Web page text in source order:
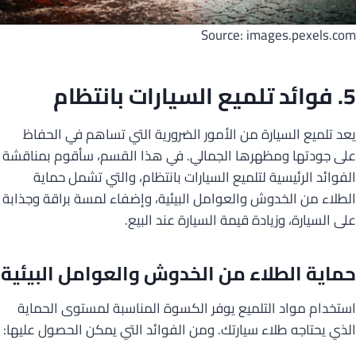
Source: images.pexels.com
5. فوائد تلميع السيارات بانتظام
يعد تلميع السيارة من الأمور الضرورية التي تساهم في الحفاظ
على جودتها ومظهرها الجمالي. في هذا القسم، سأقوم بمناقشة
الفوائد الرئيسية لتلميع السيارات بانتظام، والتي تشمل حماية
الطلاء من الخدوش والعوامل البيئية، وإضفاء لمسة براقة وجذابة
على السيارة، وزيادة قيمة السيارة عند البيع.
حماية الطلاء من الخدوش والعوامل البيئية
استخدام مواد التلميع يوفر الكسوة المناسبة لمستوى الحماية
الذي يحتاجه طلاء سيارتك. ومن الفوائد التي يمكن الحصول عليها: